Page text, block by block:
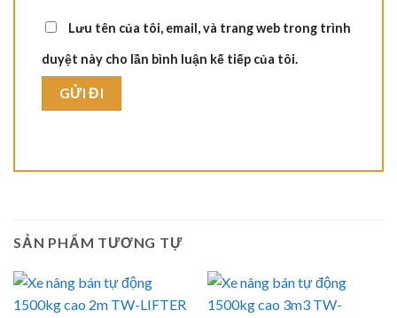
Lưu tên của tôi, email, và trang web trong trình
duyệt này cho lần bình luận kế tiếp của tôi.
SẢN PHẨM TƯƠNG TỰ